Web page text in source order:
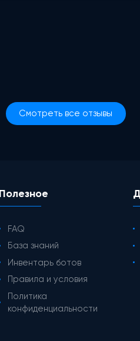
Смотреть все отзывы
Полезное
FAQ
База знаний
Инвентарь ботов
Правила и условия
Политика
конфиденциальности